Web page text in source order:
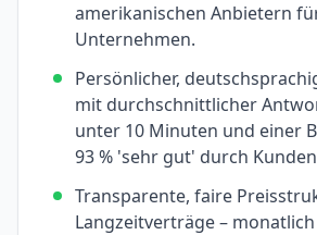
amerikanischen Anbietern
Unternehmen.
Persönlicher,
mit durchschnittlicher
unter 10 Minuten und einer
93 % 'sehr gut' durch
Transparente, faire
Langzeitverträge –